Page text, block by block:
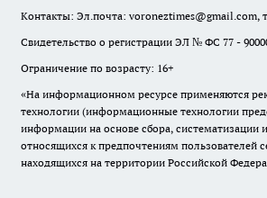
Контакты: Эл.почта: voroneztimes@gmail.com,
Свидетельство о регистрации ЭЛ № ФС 77 -
Ограничение по возрасту: 16+
«На информационном ресурсе применяются
технологии (информационные технологии
информации на основе сбора, систематизации
относящихся к предпочтениям пользователей
находящихся на территории Российской